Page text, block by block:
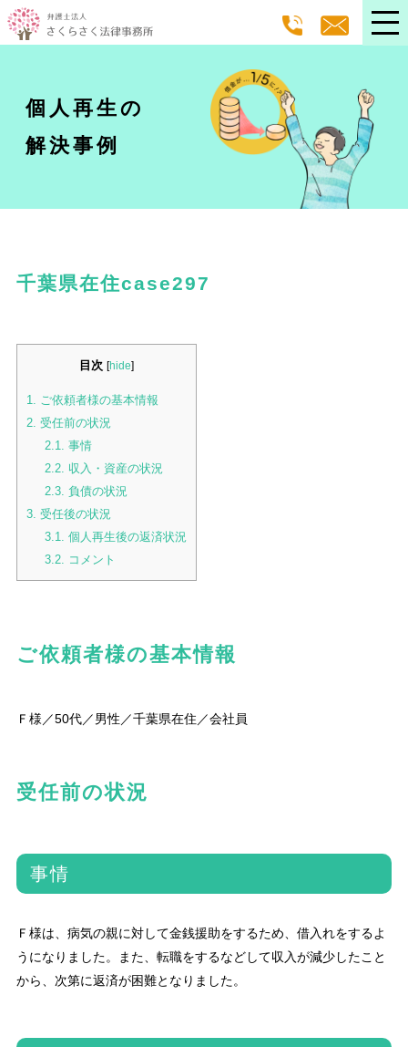
個人再生の
解決事例
千葉県在住case297
目次 [hide]
1. ご依頼者様の基本情報
2. 受任前の状況
2.1. 事情
2.2. 収入・資産の状況
2.3. 負債の状況
3. 受任後の状況
3.1. 個人再生後の返済状況
3.2. コメント
ご依頼者様の基本情報
Ｆ様／50代／男性／千葉県在住／会社員
受任前の状況
事情
Ｆ様は、病気の親に対して金銭援助をするため、借入れをするよ
うになりました。また、転職をするなどして収入が減少したこと
から、次第に返済が困難となりました。